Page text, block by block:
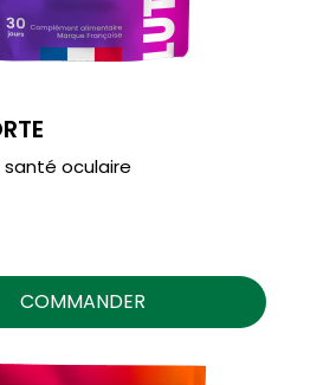
santé oculaire
COMMANDER